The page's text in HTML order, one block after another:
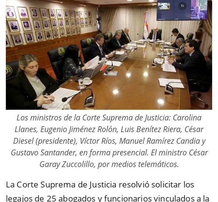
Los ministros de la Corte Suprema de Justicia: Carolina
Llanes, Eugenio Jiménez Rolón, Luis Benítez Riera, César
Diesel (presidente), Víctor Ríos, Manuel Ramírez Candia y
Gustavo Santander, en forma presencial. El ministro César
Garay Zuccolillo, por medios telemáticos.
La Corte Suprema de Justicia resolvió solicitar los
legajos de 25 abogados y funcionarios vinculados a la